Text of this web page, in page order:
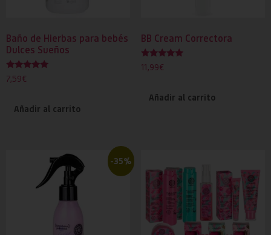
Baño de Hierbas para bebés
Dulces Sueños
Valorado
con
7,59€
Añadir al carrito
BB Cream Correctora
Valorado
con
11,99€
Añadir al carrito
-35%